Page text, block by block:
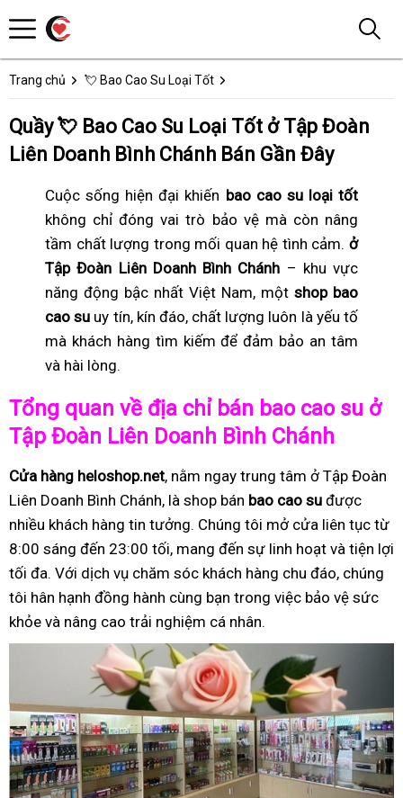
Trang chủ 💘 Bao Cao Su Loại Tốt
Quầy 💘 Bao Cao Su Loại Tốt ở Tập Đoàn
Liên Doanh Bình Chánh Bán Gần Đây
Cuộc sống hiện đại khiến bao cao su loại tốt
không chỉ đóng vai trò bảo vệ mà còn nâng
tầm chất lượng trong mối quan hệ tình cảm. ở
Tập Đoàn Liên Doanh Bình Chánh – khu vực
năng động bậc nhất Việt Nam, một shop bao
cao su uy tín, kín đáo, chất lượng luôn là yếu tố
mà khách hàng tìm kiếm để đảm bảo an tâm
và hài lòng.
Tổng quan về địa chỉ bán bao cao su ở
Tập Đoàn Liên Doanh Bình Chánh
Cửa hàng heloshop.net, nằm ngay trung tâm ở Tập Đoàn
Liên Doanh Bình Chánh, là shop bán bao cao su được
nhiều khách hàng tin tưởng. Chúng tôi mở cửa liên tục từ
8:00 sáng đến 23:00 tối, mang đến sự linh hoạt và tiện lợi
tối đa. Với dịch vụ chăm sóc khách hàng chu đáo, chúng
tôi hân hạnh đồng hành cùng bạn trong việc bảo vệ sức
khỏe và nâng cao trải nghiệm cá nhân.